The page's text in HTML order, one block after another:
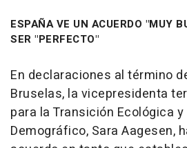
ESPAÑA VE UN ACUERDO "MUY
SER "PERFECTO"
En declaraciones al término
Bruselas, la vicepresidenta
para la Transición Ecológica y
Demográfico, Sara Aagesen,